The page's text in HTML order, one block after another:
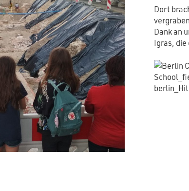
Dort
Dank an
Igras, die